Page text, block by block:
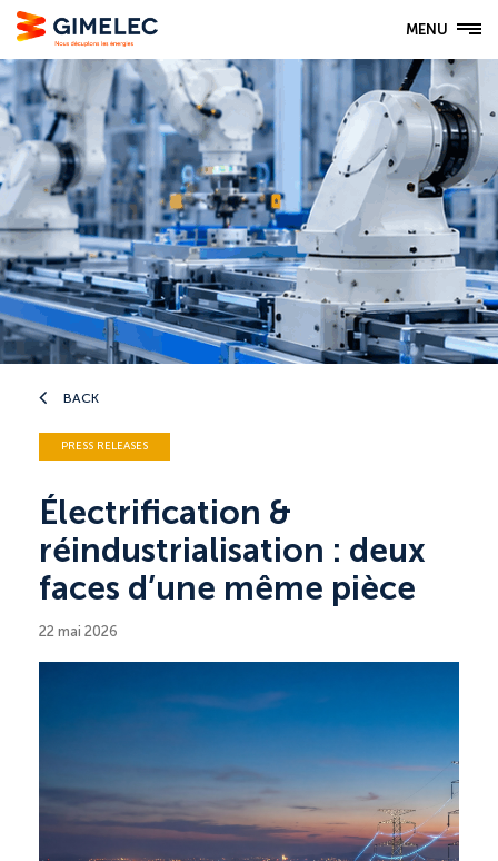
MENU
BACK
PRESS RELEASES
Électrification &
réindustrialisation : deux
faces d’une même pièce
22 mai 2026